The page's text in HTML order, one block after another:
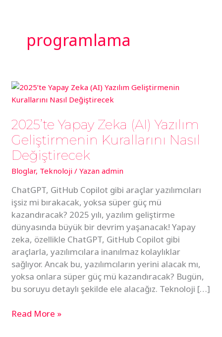
programlama
2025’te Yapay Zeka (AI) Yazılım
Geliştirmenin Kurallarını Nasıl
Değiştirecek
Bloglar, Teknoloji / Yazan admin
ChatGPT, GitHub Copilot gibi araçlar yazılımcıları
işsiz mi bırakacak, yoksa süper güç mü
kazandıracak? 2025 yılı, yazılım geliştirme
dünyasında büyük bir devrim yaşanacak! Yapay
zeka, özellikle ChatGPT, GitHub Copilot gibi
araçlarla, yazılımcılara inanılmaz kolaylıklar
sağlıyor. Ancak bu, yazılımcıların yerini alacak mı,
yoksa onlara süper güç mü kazandıracak? Bugün,
bu soruyu detaylı şekilde ele alacağız. Teknoloji […]
2025’te
Yapay
(AI)
Yazılım
Geliştirmenin
Kurallarını
Nasıl
Değiştirecek
Read More »